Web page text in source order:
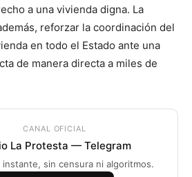
a una vivienda digna. La
reforzar la coordinación del
en todo el Estado ante una
de manera directa a miles de
CANAL OFICIAL
La Protesta — Telegram
instante, sin censura ni algoritmos.